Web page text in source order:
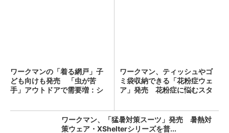
ワークマンの「着る網戸」子
ども向けも発売 「虫が苦
手」アウトドアで需要増：シ
ワークマン、ティッシュやゴ
ミ袋収納できる「花粉症ウェ
ア」発売 花粉症に悩むスタ
ワークマン、「猛暑対策スーツ」発売 暑熱対
策ウェア・XShelterシリーズを普...